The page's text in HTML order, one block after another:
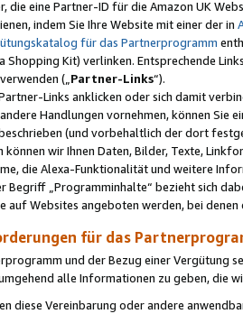
die eine Partner-ID für die Amazon UK
indem Sie Ihre Website mit einer der in
für das Partnerprogramm
Shopping Kit) verlinken. Entsprechende
(„ Partner-Links“).
Links anklicken oder sich damit
Handlungen vornehmen, können Sie
(und vorbehaltlich der dort
können wir Ihnen Daten, Bilder, Texte,
die Alexa-Funktionalität und weitere
Begriff „Programminhalte“ bezieht sich
auf Websites angeboten werden, bei
für das
und der Bezug einer Vergütung
alle Informationen zu geben, die
diese Vereinbarung oder andere